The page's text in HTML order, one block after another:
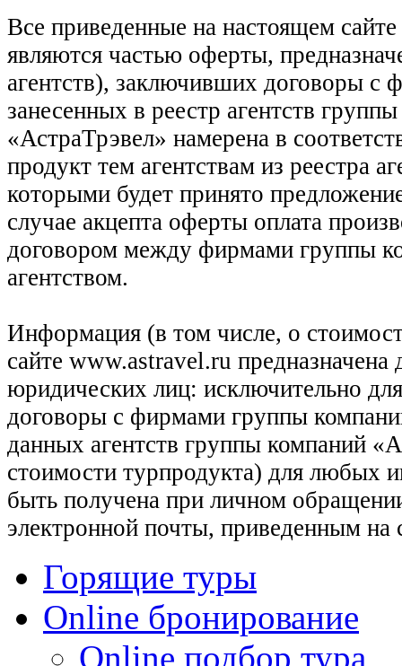
Все приведенные на настоящем
являются частью оферты,
агентств), заключивших договоры
занесенных в реестр агентств
«АстраТрэвел» намерена в
продукт тем агентствам из реестра
которыми будет принято
случае акцепта оферты оплата
договором между фирмами группы
агентством.
Информация (в том числе, о
сайте www.astravel.ru предназначена
юридических лиц: исключительно
договоры с фирмами группы
данных агентств группы компаний
стоимости турпродукта) для любых
быть получена при личном
электронной почты, приведенным на
Горящие туры
Online бронирование
Online подбор тура